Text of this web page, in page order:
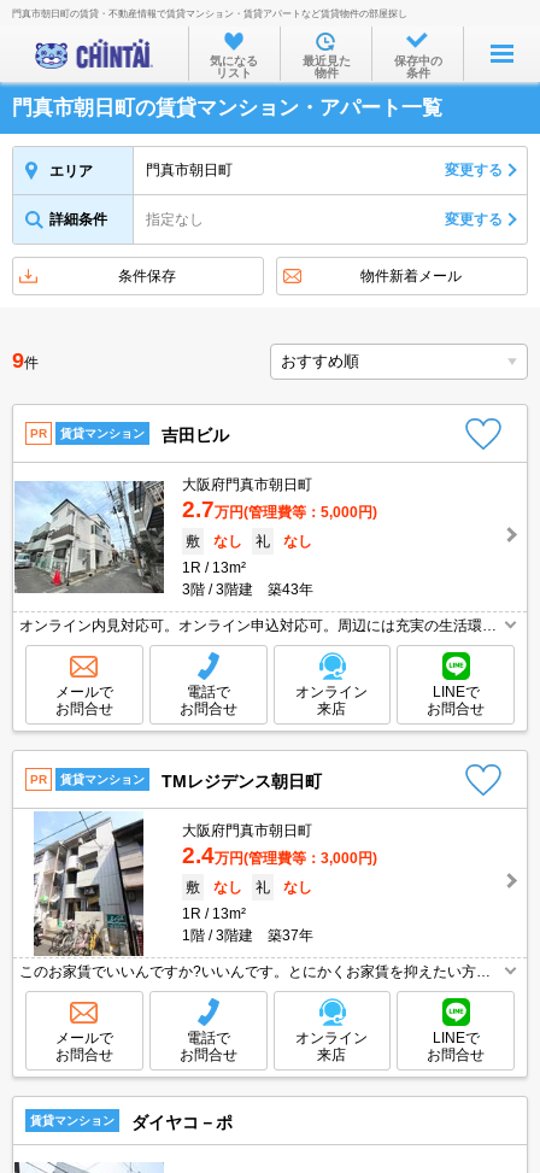
お部屋を探す
沿線・駅から
住所から
物件特集から
不動産会社から
TOP
門真市朝日町の賃貸・不動産情報で賃貸マンション・賃貸アパートなど賃貸物件の部屋探し
気になる
リスト
最近見た
物件
保存中の
条件
門真市朝日町の賃貸マンション・アパート一覧
エリア 門真市朝日町 変更する
詳細条件 指定なし 変更する
条件保存 物件新着メール
9件
PR 賃貸マンション 吉田ビル
大阪府門真市朝日町
2.7万円(管理費等：5,000円)
敷
なし 礼
なし
1R
13m²
3階
3階建 築43年
オンライン内見対応可。オンライン申込対応可。周辺には充実の生活環
境。過ごしやすい生活環境が整っています。
メールで
お問合せ
電話で
お問合せ
オンライン
来店
LINEで
お問合せ
PR 賃貸マンション TMレジデンス朝日町
大阪府門真市朝日町
2.4万円(管理費等：3,000円)
敷
なし 礼
なし
1R
13m²
1階
3階建 築37年
このお家賃でいいんですか?いいんです。とにかくお家賃を抑えたい方に
オススメ!。初期費用も抑えれますよ。保証人不要。最寄り駅まで徒歩8
分！。住環境も静かで安心ですよ。ぜひお問い合わせください!。
メールで
お問合せ
電話で
お問合せ
オンライン
来店
LINEで
お問合せ
賃貸マンション ダイヤコ－ポ